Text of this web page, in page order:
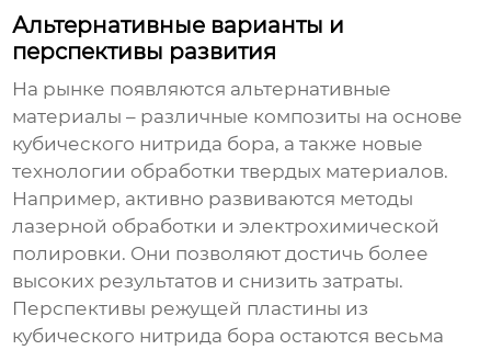
Альтернативные варианты и
перспективы развития
На рынке появляются альтернативные
материалы – различные композиты на основе
кубического нитрида бора, а также новые
технологии обработки твердых материалов.
Например, активно развиваются методы
лазерной обработки и электрохимической
полировки. Они позволяют достичь более
высоких результатов и снизить затраты.
Перспективы режущей пластины из
кубического нитрида бора остаются весьма